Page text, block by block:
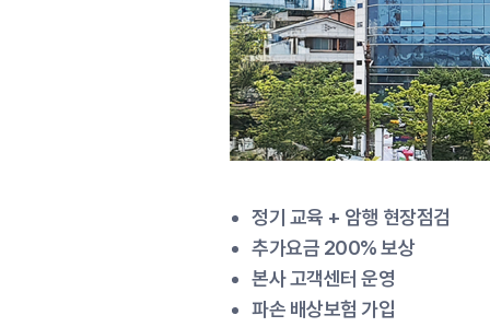
정기 교육 + 암행 현장점검
추가요금 200% 보상
본사 고객센터 운영
파손 배상보험 가입